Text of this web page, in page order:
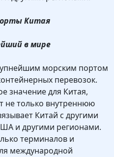
Китая
в мире
морским портом
перевозок.
значение для Китая,
не только внутреннюю
Китай с другими
и другими регионами.
терминалов и
международной